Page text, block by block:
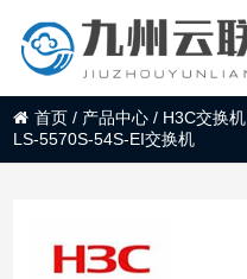
首页 / 产品中心 / H3C交换机
LS-5570S-54S-EI交换机